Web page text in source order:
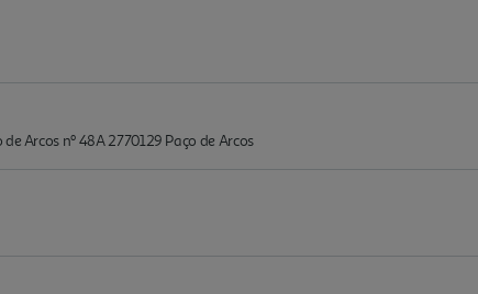
Arcos nº 48A 2770129 Paço de Arcos